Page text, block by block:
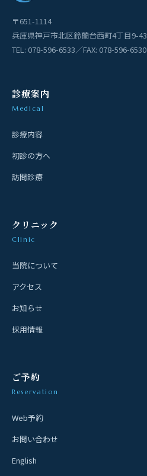
〒651-1114
兵庫県神戸市北区鈴蘭台西町4丁目9-43
TEL: 078-596-6533／FAX: 078-596-6530
診療案内
Medical
診療内容
初診の方へ
訪問診療
クリニック
Clinic
当院について
アクセス
お知らせ
採用情報
ご予約
Reservation
Web予約
お問い合わせ
English